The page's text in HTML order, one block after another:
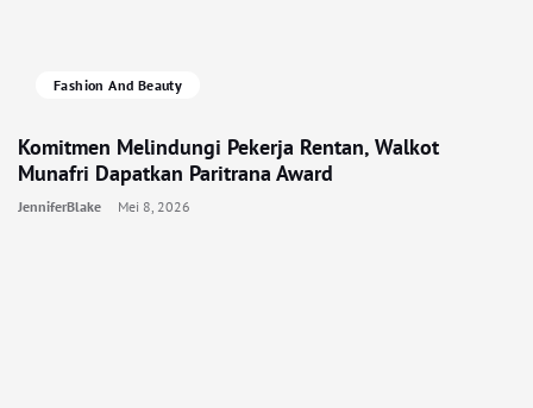
Fashion And Beauty
Komitmen Melindungi Pekerja Rentan, Walkot
Munafri Dapatkan Paritrana Award
JenniferBlake Mei 8, 2026